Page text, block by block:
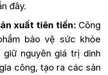
đây.
xuất tiên tiến: Công
bảo vệ sức khỏe
nguyên giá trị dinh
công, tạo ra các sản